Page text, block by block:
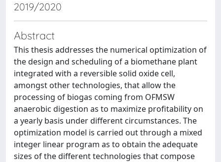
2019/2020
Abstract
This thesis addresses the numerical optimization of
the design and scheduling of a biomethane plant
integrated with a reversible solid oxide cell,
amongst other technologies, that allow the
processing of biogas coming from OFMSW
anaerobic digestion as to maximize profitability on
a yearly basis under different circumstances. The
optimization model is carried out through a mixed
integer linear program as to obtain the adequate
sizes of the different technologies that compose